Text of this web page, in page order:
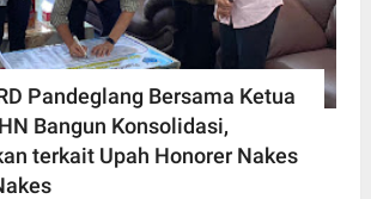
Pandeglang Bersama Ketua
Bangun Konsolidasi,
terkait Upah Honorer Nakes